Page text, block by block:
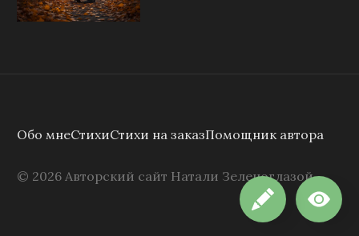
Обо мнеСтихиСтихи на заказПомощник автора
© 2026 Авторский сайт Натали Зеленоглазой